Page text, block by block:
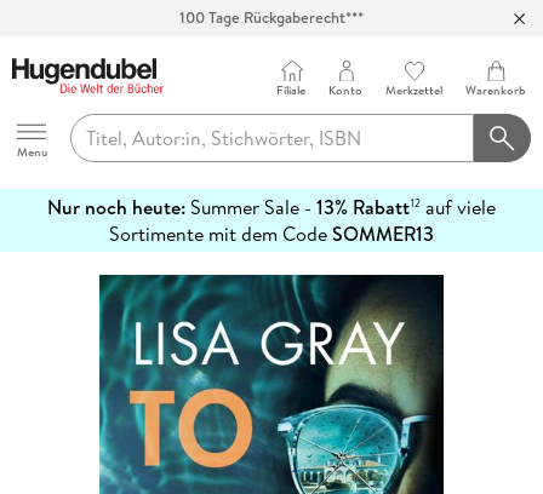
100 Tage Rückgaberecht***
Hugendubel
Menu
Filiale Konto Merkzettel Warenkorb
Nur noch heute: Summer Sale - 13% Rabatt12 auf viele
Sortimente mit dem CodeSOMMER13
erfahren